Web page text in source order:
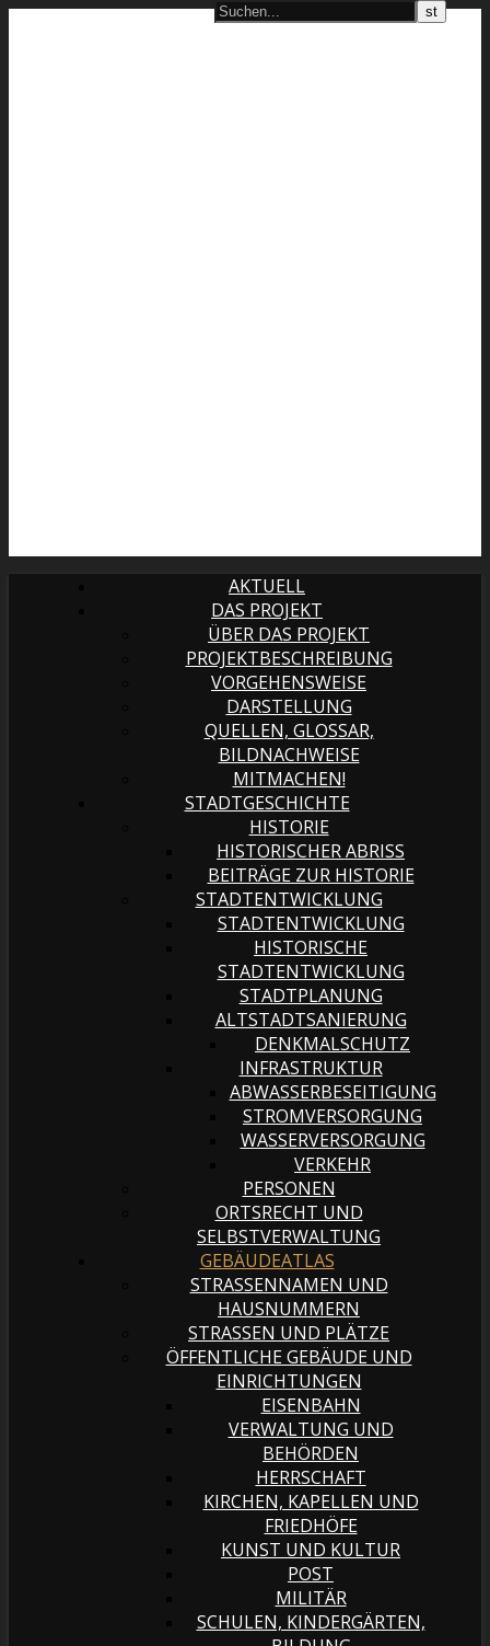
AKTUELL
DAS PROJEKT
ÜBER DAS PROJEKT
PROJEKTBESCHREIBUNG
VORGEHENSWEISE
DARSTELLUNG
QUELLEN, GLOSSAR,
BILDNACHWEISE
MITMACHEN!
STADTGESCHICHTE
HISTORIE
HISTORISCHER ABRISS
BEITRÄGE ZUR HISTORIE
STADTENTWICKLUNG
STADTENTWICKLUNG
HISTORISCHE
STADTENTWICKLUNG
STADTPLANUNG
ALTSTADTSANIERUNG
DENKMALSCHUTZ
INFRASTRUKTUR
ABWASSERBESEITIGUNG
STROMVERSORGUNG
WASSERVERSORGUNG
VERKEHR
PERSONEN
ORTSRECHT UND
SELBSTVERWALTUNG
GEBÄUDEATLAS
STRASSENNAMEN UND H
AUSNUMMERN
STRASSEN UND PLÄTZE
ÖFFENTLICHE GEBÄUDE UND
EINRICHTUNGEN
EISENBAHN
VERWALTUNG UND
BEHÖRDEN
HERRSCHAFT
KIRCHEN, KAPELLEN UND
FRIEDHÖFE
KUNST UND KULTUR
POST
MILITÄR
SCHULEN, KINDERGÄRTEN,